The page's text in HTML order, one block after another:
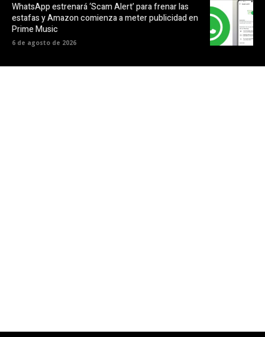
WhatsApp estrenará ‘Scam Alert’ para frenar las
estafas y Amazon comienza a meter publicidad en
Prime Music
6 de agosto de 2026